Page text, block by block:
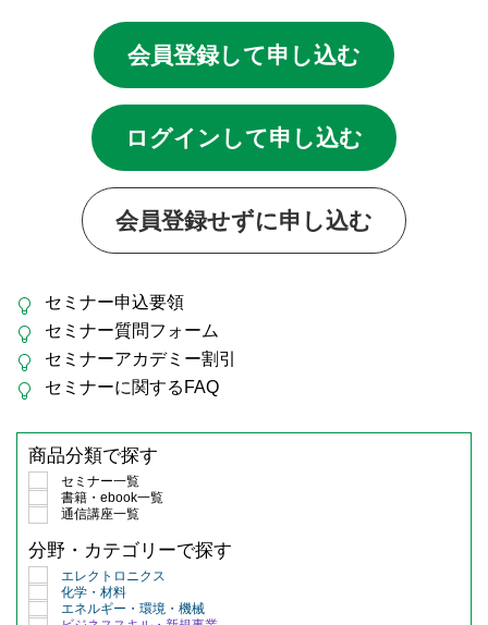
会員登録して申し込む
ログインして申し込む
会員登録せずに申し込む
セミナー申込要領
セミナー質問フォーム
セミナーアカデミー割引
セミナーに関するFAQ
商品分類で探す
セミナー一覧
書籍・ebook一覧
通信講座一覧
分野・カテゴリーで探す
エレクトロニクス
化学・材料
エネルギー・環境・機械